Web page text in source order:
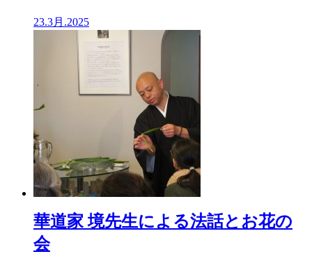
23.3月.2025
華道家 境先生による法話とお花の
会